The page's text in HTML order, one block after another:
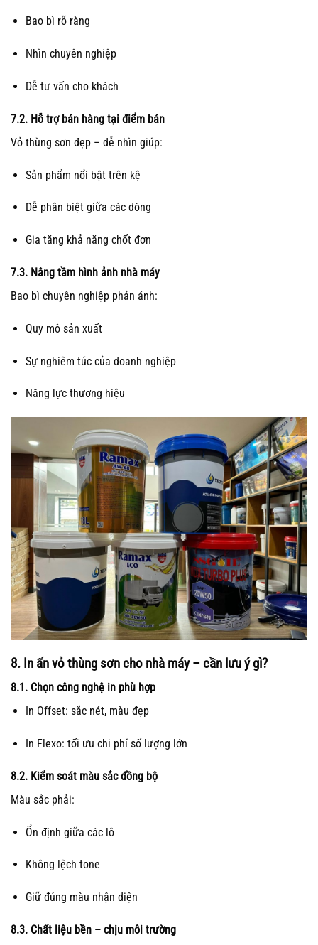
Bao bì rõ ràng
Nhìn chuyên nghiệp
Dễ tư vấn cho khách
7.2. Hỗ trợ bán hàng tại điểm bán
Vỏ thùng sơn đẹp – dễ nhìn giúp:
Sản phẩm nổi bật trên kệ
Dễ phân biệt giữa các dòng
Gia tăng khả năng chốt đơn
7.3. Nâng tầm hình ảnh nhà máy
Bao bì chuyên nghiệp phản ánh:
Quy mô sản xuất
Sự nghiêm túc của doanh nghiệp
Năng lực thương hiệu
8. In ấn vỏ thùng sơn cho nhà máy – cần lưu ý gì?
8.1. Chọn công nghệ in phù hợp
In Offset: sắc nét, màu đẹp
In Flexo: tối ưu chi phí số lượng lớn
8.2. Kiểm soát màu sắc đồng bộ
Màu sắc phải:
Ổn định giữa các lô
Không lệch tone
Giữ đúng màu nhận diện
8.3. Chất liệu bền – chịu môi trường